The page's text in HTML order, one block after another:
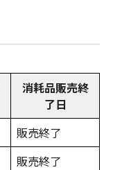
消耗品販売終
了日
販売終了
販売終了